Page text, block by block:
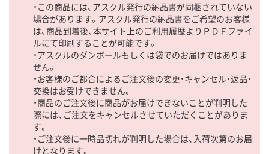
・この商品には、アスクル発行の納品書が同梱されていない
場合があります。アスクル発行の納品書をご希望のお客様
は、商品到着後、本サイト上のご利用履歴よりＰＤＦファイ
ルにて印刷することが可能です。
・アスクルのダンボールもしくは袋でのお届けではありま
せん。
・お客様のご都合によるご注文後の変更・キャンセル・返品・
交換はお受けできません。
・商品のご注文後に商品がお届けできないことが判明した
際には、ご注文をキャンセルさせていただくことがありま
す。
・ご注文後に一時品切れが判明した場合は、入荷次第のお届
けとなります。